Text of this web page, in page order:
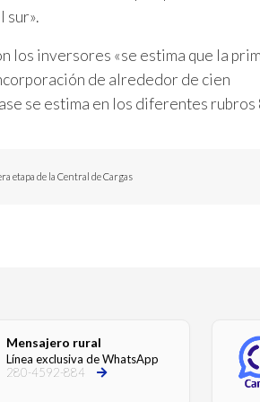
sur».
los inversores «se estima que la
de alrededor de cien
se estima en los diferentes rubros
etapa de la Central de Cargas
Mensajero rural
Línea exclusiva de WhatsApp
280-4592-884